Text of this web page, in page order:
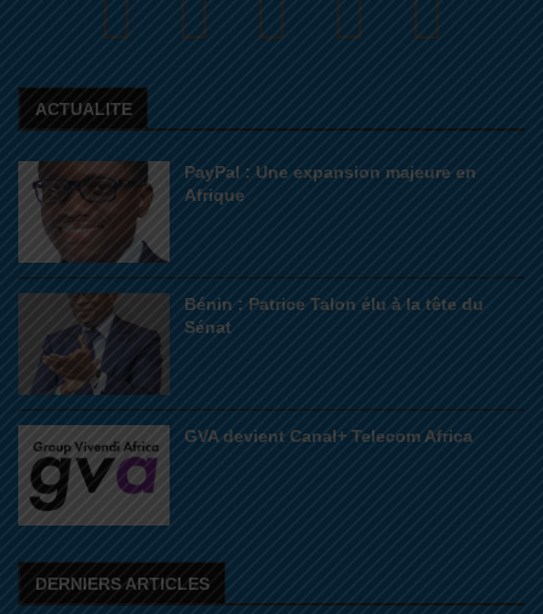
ACTUALITE
PayPal : Une expansion majeure en
Afrique
Bénin : Patrice Talon élu à la tête du
Sénat
GVA devient Canal+ Telecom Africa
DERNIERS ARTICLES